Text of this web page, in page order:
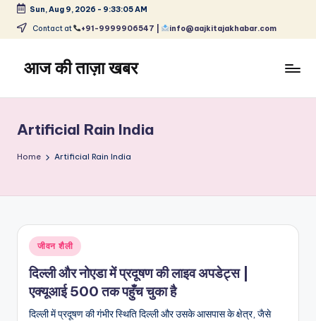
Skip
content
Sun, Aug 9, 2026 - 9:33:05 AM
Contact at +91-9999906547 | info@aajkitajakhabar.com
आज की ताज़ा खबर
ताज़ा
समाचार
–
और
विश्व
Artificial Rain India
Home Artificial Rain India
Posted
in
जीवन शैली
दिल्ली और नोएडा में प्रदूषण की लाइव अपडेट्स |
एक्यूआई 500 तक पहुँच चुका है
दिल्ली में प्रदूषण की गंभीर स्थिति दिल्ली और उसके आसपास के क्षेत्र, जैसे